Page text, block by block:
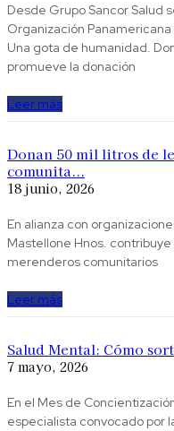
Desde Grupo Sancor Salud
Organización Panamericana
Una gota de humanidad.
promueve la donación
Leer más
Donan 50 mil litros de
comunita...
18 junio, 2026
En alianza con
Mastellone Hnos.
merenderos comunitarios
Leer más
Salud Mental: Cómo
7 mayo, 2026
En el Mes de
especialista convocado por